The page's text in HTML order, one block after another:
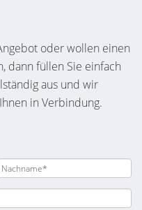
oder wollen einen
dann füllen Sie einfach
aus und wir
in Verbindung.